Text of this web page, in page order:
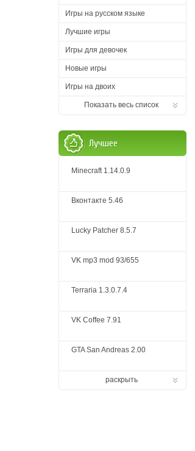
Игры на русском языке
Лучшие игры
Игры для девочек
Новые игры
Игры на двоих
Показать весь список
Лучшее
Minecraft 1.14.0.9
Вконтакте 5.46
Lucky Patcher 8.5.7
VK mp3 mod 93/655
Terraria 1.3.0.7.4
VK Coffee 7.91
GTA San Andreas 2.00
раскрыть